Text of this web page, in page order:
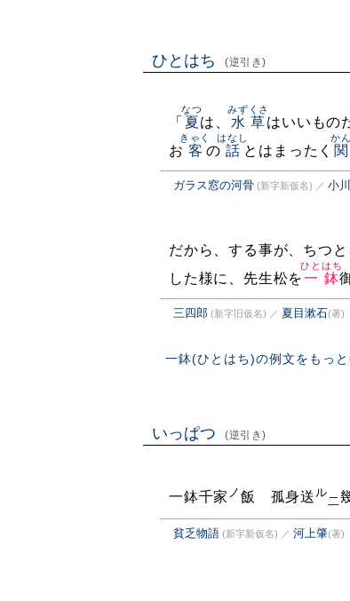
ひとはち (逆引き)
「 夏
なつ
は、 水草
みずくさ
はいいもの
お 客
きゃく
の 話
はなし
とはまったく
か
ガラス窓の河骨 (新字新仮名) ／ 小
だから、する事が、ちつと
した様に、先生松を一鉢
ひとはち
三四郎 (新字旧仮名) ／ 夏目漱石(著)
一鉢(ひとはち)の例文をもっと
いっぱつ (逆引き)
一鉢千家 ノ 飯 孤身送 ル
二
貧乏物語 (新字新仮名) ／ 河上肇(著)